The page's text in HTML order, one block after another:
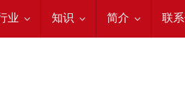
业
流 知识
固世特培训简介
关于我们 联